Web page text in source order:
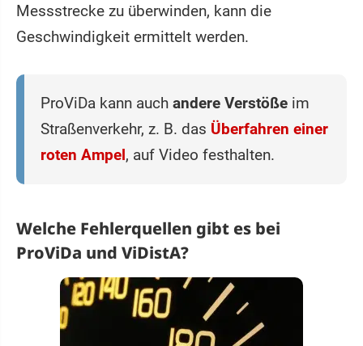
Messstrecke zu überwinden, kann die
Geschwindigkeit ermittelt werden.
ProViDa kann auch andere Verstöße im
Straßenverkehr, z. B. das Überfahren einer
roten Ampel, auf Video festhalten.
Welche Fehlerquellen gibt es bei
ProViDa und ViDistA?